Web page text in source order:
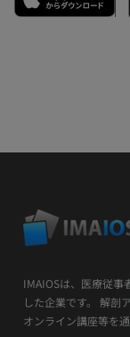
IMAIOSは、医療従事
した企業です。 解剖
オンライン講座等を